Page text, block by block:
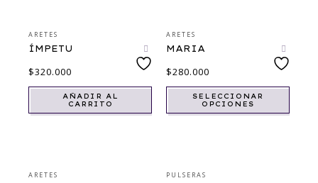
ARETES
ÍMPETU
$320.000
AÑADIR AL
CARRITO
ARETES
MARIA
$280.000
SELECCIONAR
OPCIONES
ARETES PULSERAS